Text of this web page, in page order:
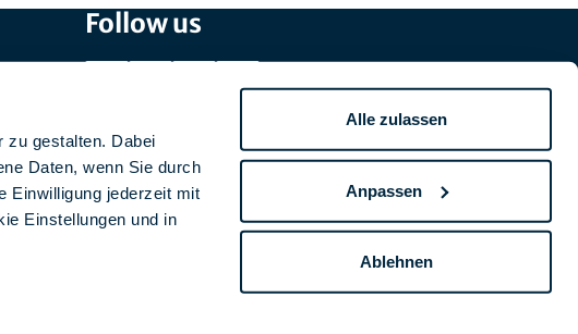
zu gestalten. Dabei
Daten, wenn Sie durch
Einwilligung jederzeit mit
Einstellungen und in
Alle zulassen
Anpassen
Ablehnen
Follow us